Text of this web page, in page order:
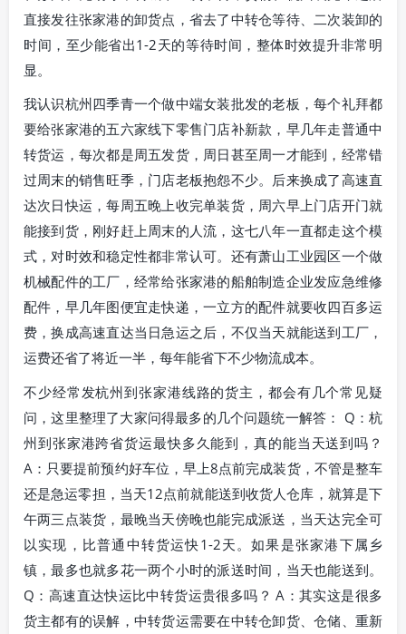
直接发往张家港的卸货点，省去了中转仓等待、二次装卸的
时间，至少能省出1-2天的等待时间，整体时效提升非常明
显。
我认识杭州四季青一个做中端女装批发的老板，每个礼拜都
要给张家港的五六家线下零售门店补新款，早几年走普通中
转货运，每次都是周五发货，周日甚至周一才能到，经常错
过周末的销售旺季，门店老板抱怨不少。后来换成了高速直
达次日快运，每周五晚上收完单装货，周六早上门店开门就
能接到货，刚好赶上周末的人流，这七八年一直都走这个模
式，对时效和稳定性都非常认可。还有萧山工业园区一个做
机械配件的工厂，经常给张家港的船舶制造企业发应急维修
配件，早几年图便宜走快递，一立方的配件就要收四百多运
费，换成高速直达当日急运之后，不仅当天就能送到工厂，
运费还省了将近一半，每年能省下不少物流成本。
不少经常发杭州到张家港线路的货主，都会有几个常见疑
问，这里整理了大家问得最多的几个问题统一解答： Q：杭
州到张家港跨省货运最快多久能到，真的能当天送到吗？
A：只要提前预约好车位，早上8点前完成装货，不管是整车
还是急运零担，当天12点前就能送到收货人仓库，就算是下
午两三点装货，最晚当天傍晚也能完成派送，当天达完全可
以实现，比普通中转货运快1-2天。如果是张家港下属乡
镇，最多也就多花一两个小时的派送时间，当天也能送到。
Q：高速直达快运比中转货运贵很多吗？ A：其实这是很多
货主都有的误解，中转货运需要在中转仓卸货、仓储、重新